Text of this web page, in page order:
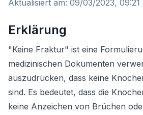
Aktualisiert am: 09/03/2023, 09:21
Erklärung
"Keine Fraktur" ist eine
medizinischen Dokumenten
auszudrücken, dass keine
sind. Es bedeutet, dass die
keine Anzeichen von Brüchen